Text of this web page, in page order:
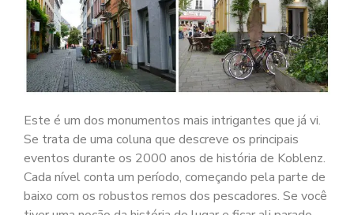
Este é um dos monumentos mais intrigantes que já vi.
Se trata de uma coluna que descreve os principais
eventos durante os 2000 anos de história de Koblenz.
Cada nível conta um período, começando pela parte de
baixo com os robustos remos dos pescadores. Se você